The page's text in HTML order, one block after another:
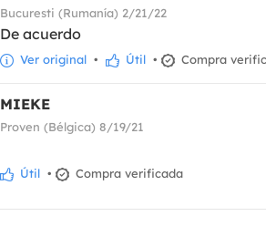
Bucuresti (Rumanía) 2/21/22
De acuerdo
Ver original • Útil • Compra
MIEKE
Proven (Bélgica) 8/19/21
Útil • Compra verificada